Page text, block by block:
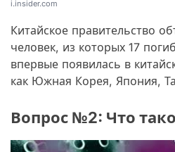
i.insider.com
Китайское правительство
человек, из которых 17
впервые появилась в
как Южная Корея, Япония,
Вопрос №2: Что